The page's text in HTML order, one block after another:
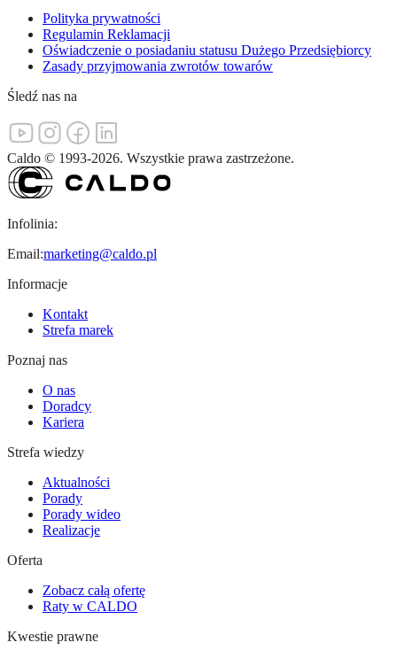
Polityka prywatności
Regulamin Reklamacji
Oświadczenie o posiadaniu statusu Dużego Przedsiębiorcy
Zasady przyjmowania zwrotów towarów
Śledź nas na
Caldo © 1993-2026. Wszystkie prawa zastrzeżone.
Infolinia:
Email:marketing@caldo.pl
Informacje
Kontakt
Strefa marek
Poznaj nas
O nas
Doradcy
Kariera
Strefa wiedzy
Aktualności
Porady
Porady wideo
Realizacje
Oferta
Zobacz całą ofertę
Raty w CALDO
Kwestie prawne